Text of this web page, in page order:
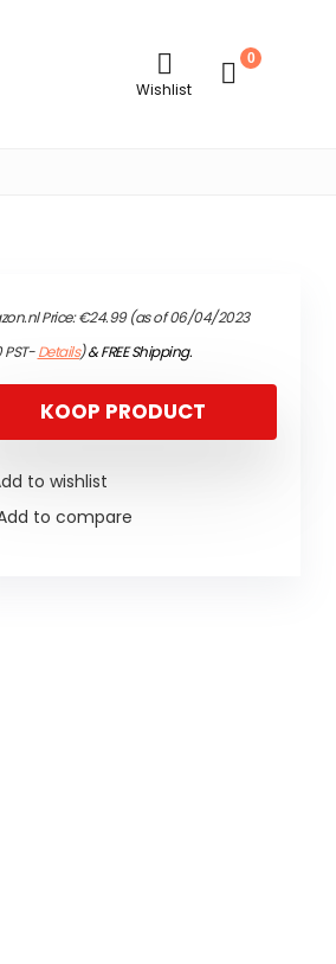
Wishlist
0
Price:€24.99(as of 06/04/2023
PST-Details)&FREE Shipping.
KOOP PRODUCT
to wishlist
to compare